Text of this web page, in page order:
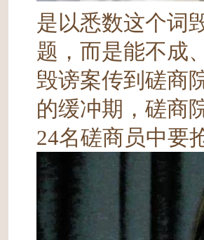
是以悉数这个词
题，而是能不成
毁谤案传到磋商
的缓冲期，磋商
24名磋商员中要